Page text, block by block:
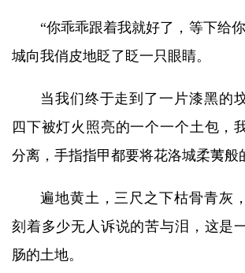
“你乖乖跟着我就好了，等下给
城向我俏皮地眨了眨一只眼睛。
当我们终于走到了一片漆黑的
四下被灯火照亮的一个一个土包，
分离，手指指甲都要将花洛城柔荑般
遍地黄土，三尺之下枯骨青灰
刻着多少无人诉说的苦与泪，这是
肠的土地。